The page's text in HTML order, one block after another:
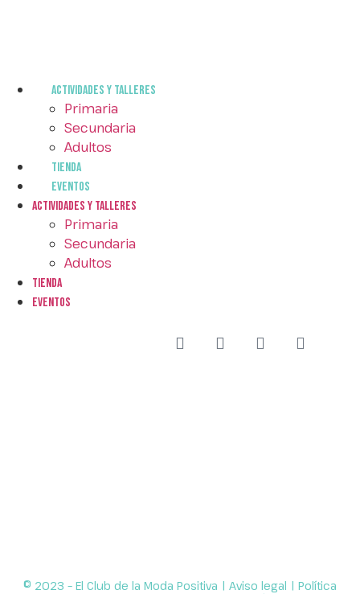
ACTIVIDADES Y TALLERES
Primaria
Secundaria
Adultos
Tienda
EVENTOS
ACTIVIDADES Y TALLERES
Primaria
Secundaria
Adultos
Tienda
EVENTOS
© 2023 – El Club de la Moda Positiva | Aviso legal | Política